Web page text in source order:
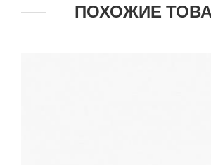
ПОХОЖИЕ